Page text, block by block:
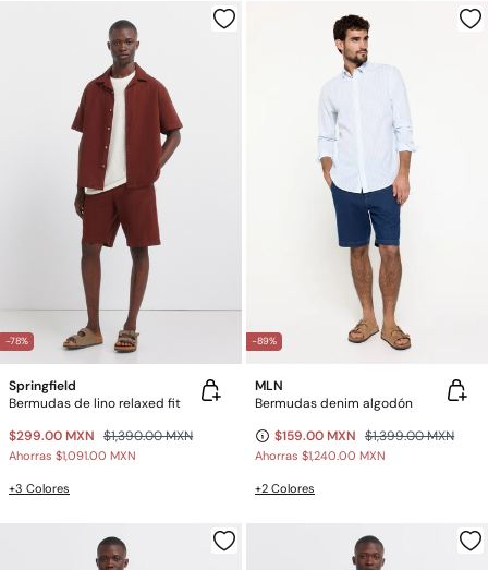
-78%
Springfield
Bermudas de lino relaxed fit
$299.00 MXN $1,390.00 MXN
Ahorras $1,091.00 MXN
+3 Colores
-89%
MLN
Bermudas denim algodón
$159.00 MXN $1,399.00 MXN
Ahorras $1,240.00 MXN
+2 Colores